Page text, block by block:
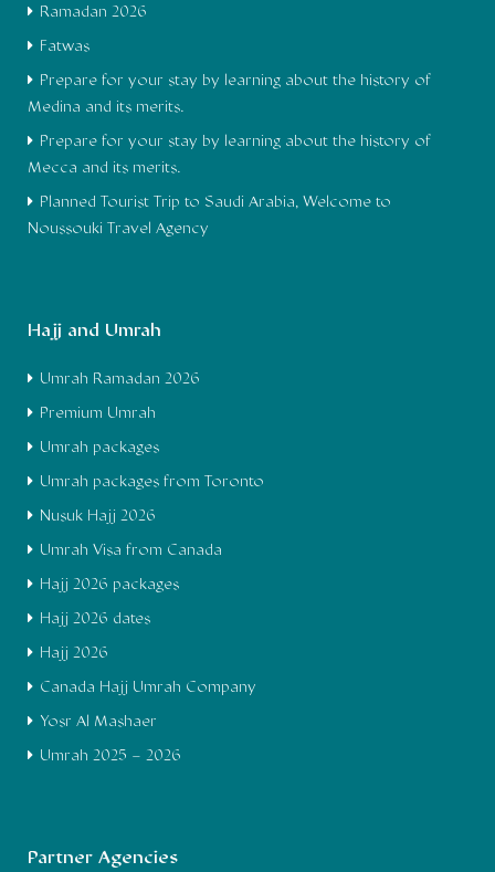
Ramadan 2026
Fatwas
Prepare for your stay by learning about the history of
Medina and its merits.
Prepare for your stay by learning about the history of
Mecca and its merits.
Planned Tourist Trip to Saudi Arabia, Welcome to
Noussouki Travel Agency
Hajj and Umrah
Umrah Ramadan 2026
Premium Umrah
Umrah packages
Umrah packages from Toronto
Nusuk Hajj 2026
Umrah Visa from Canada
Hajj 2026 packages
Hajj 2026 dates
Hajj 2026
Canada Hajj Umrah Company
Yosr Al Mashaer
Umrah 2025 – 2026
Partner Agencies